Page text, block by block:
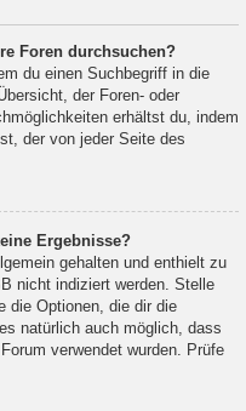
Foren durchsuchen?
du einen Suchbegriff in die
der Foren- oder
erhältst du, indem
der von jeder Seite des
Ergebnisse?
gehalten und enthielt zu
nicht indiziert werden. Stelle
die Optionen, die dir die
natürlich auch möglich, dass
verwendet wurden. Prüfe